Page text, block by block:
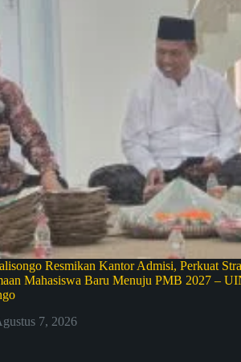
Resmikan Kantor Admisi, Perkuat
Mahasiswa Baru Menuju PMB 2027 –
7, 2026